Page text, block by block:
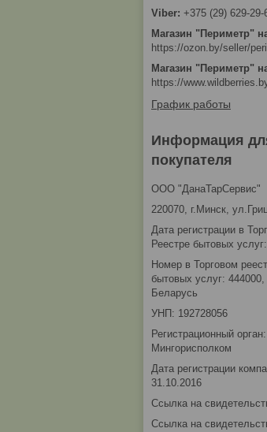
+375 (29) 629-29-
Магазин "Периметр"
https://ozon.by/seller/perimetr-2603533/
Магазин "Периметр"
https://www.wildberries.by/
График работы
Информация
покупателя
ООО "ДанаТарСервис"
220070, г.Минск,
Дата регистрации в
Реестре бытовых
Номер в Торговом
бытовых услуг:
Беларусь
УНП: 192728056
Регистрационный орган:
Мингорисполком
Дата регистрации
31.10.2016
Ссылка на
Ссылка на